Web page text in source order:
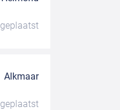
geplaatst
Alkmaar
geplaatst